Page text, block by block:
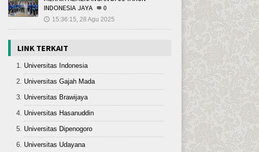
INDONESIA JAYA
0
🕔 15:36:15, 28 Agu 2025
LINK TERKAIT
Universitas Indonesia
Universitas Gajah Mada
Universitas Brawijaya
Universitas Hasanuddin
Universitas Dipenogoro
Universitas Udayana